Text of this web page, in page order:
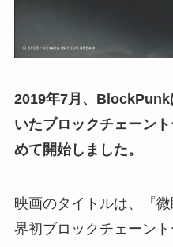
2019年7月、BlockPunk
いたブロックチェーン
めて開始しました。
映画のタイトルは、『
界初ブロックチェーン